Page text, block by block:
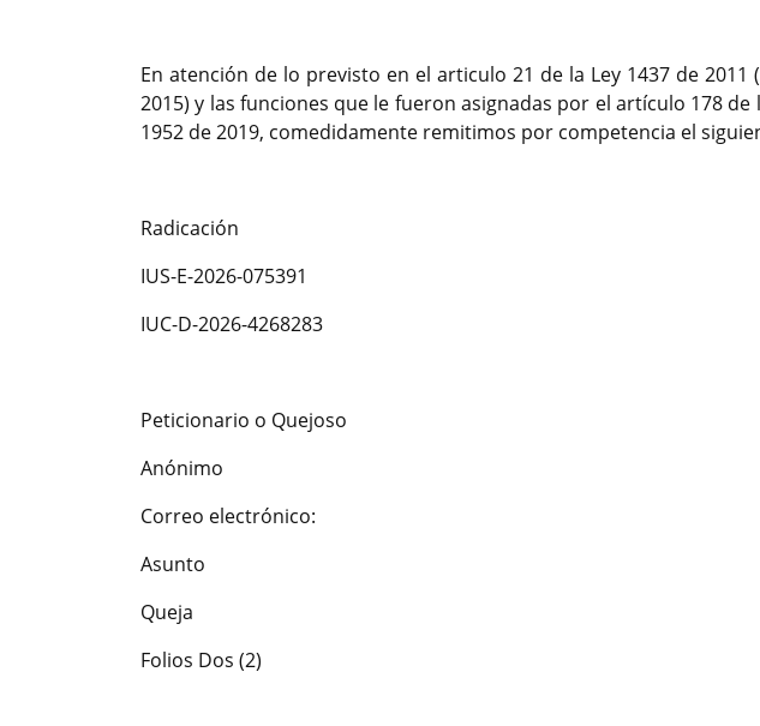
En atención de lo previsto en el articulo 21 de la Ley 1437 de
2015) y las funciones que le fueron asignadas por el artículo 178 de
1952 de 2019, comedidamente remitimos por competencia el
Radicación
IUS-E-2026-075391
IUC-D-2026-4268283
Peticionario o Quejoso
Anónimo
Correo electrónico:
Asunto
Queja
Folios Dos (2)